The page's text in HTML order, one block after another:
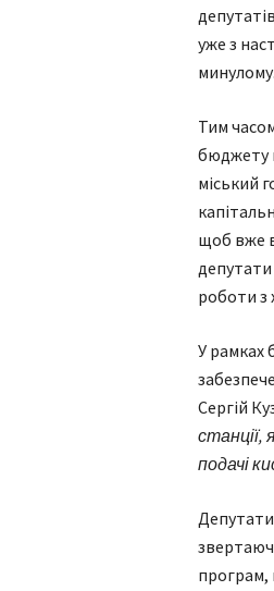
уже з
минулому.
Тим
бюджету
міський
щоб вже
роботи з
У рамках
Сергій
станції,
подачі
програм,